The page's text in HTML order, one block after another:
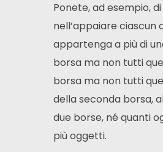
Ponete, ad esempio,
nell’appaiare
appartenga a più di
borsa ma non tutti
borsa ma non tutti
della seconda borsa,
due borse, né quanti
più oggetti.